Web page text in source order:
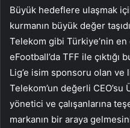
Büyük hedeflere ulaşmak
kurmanın büyük değer
Telekom gibi Türkiye’nin
eFootball’da TFF ile
Lig’e isim sponsoru olan ve
Telekom’un değerli CEO’su
yönetici ve çalışanlarına
markanın bir araya